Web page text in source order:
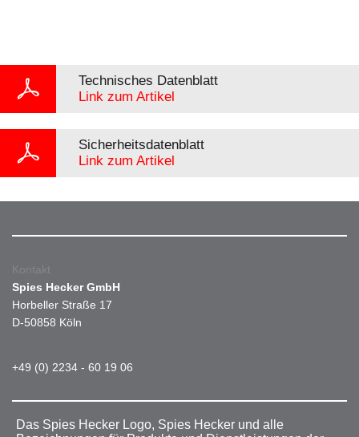
Technisches Datenblatt
Link zum Artikel
Sicherheitsdatenblatt
Link zum Artikel
Kontakt
Spies Hecker GmbH
Horbeller Straße 17
D-50858 Köln
+49 (0) 2234 - 60 19 06
Das Spies Hecker Logo, Spies Hecker und alle